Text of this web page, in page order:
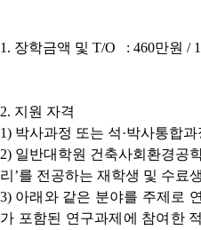
1. 장학금액 및 T/O : 460만원 / 1
2. 지원 자격
1) 박사과정 또는 석·박사통합과
2) 일반대학원 건축사회환경공
리 ’를 전공하는 재학생 및 수료생
3) 아래와 같은 분야를 주제로
가 포함된 연구과제에 참여한